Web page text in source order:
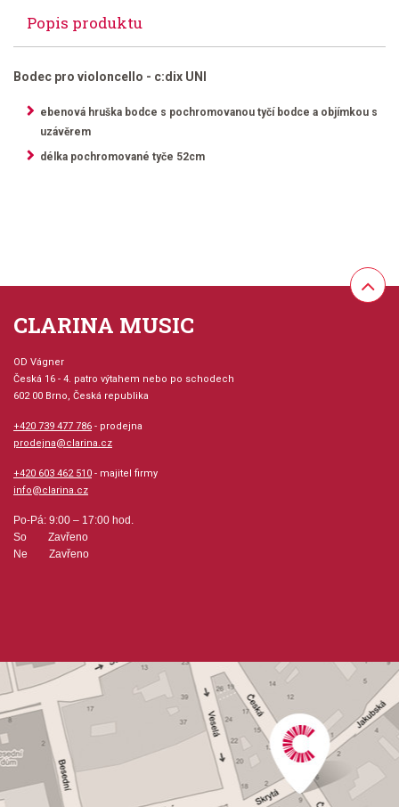
Popis produktu
Bodec pro violoncello - c:dix UNI
ebenová hruška bodce s pochromovanou tyčí bodce a objímkou s
uzávěrem
délka pochromované tyče 52cm
CLARINA MUSIC
OD Vágner
Česká 16 - 4. patro výtahem nebo po schodech
602 00 Brno, Česká republika
+420 739 477 786 - prodejna
prodejna@clarina.cz
+420 603 462 510 - majitel firmy
info@clarina.cz
Po-Pá: 9:00 – 17:00 hod.
So Zavřeno
Ne Zavřeno